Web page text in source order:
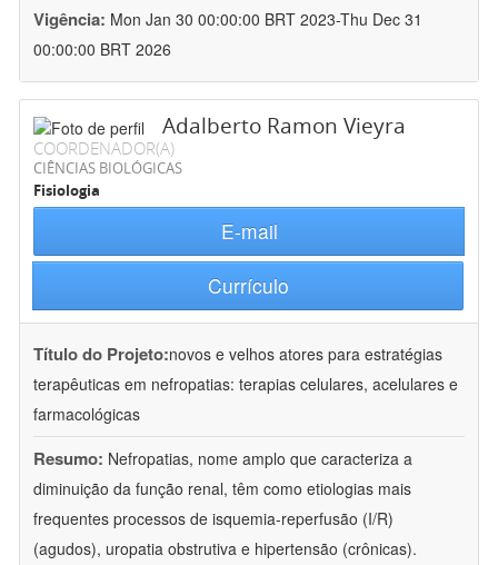
Vigência: Mon Jan 30 00:00:00 BRT 2023-Thu Dec 31
00:00:00 BRT 2026
Adalberto Ramon Vieyra
COORDENADOR(A)
CIÊNCIAS BIOLÓGICAS
Fisiologia
E-mail
Currículo
Título do Projeto:novos e velhos atores para estratégias
terapêuticas em nefropatias: terapias celulares, acelulares e
farmacológicas
Resumo: Nefropatias, nome amplo que caracteriza a
diminuição da função renal, têm como etiologias mais
frequentes processos de isquemia-reperfusão (I/R)
(agudos), uropatia obstrutiva e hipertensão (crônicas).